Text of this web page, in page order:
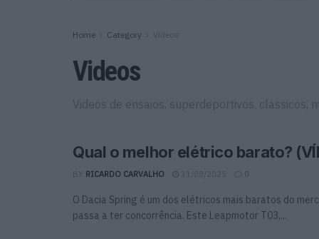
Home Category Videos
Videos
Videos de ensaios, superdeportivos, clássicos,
Qual o melhor elétrico barato?
BY RICARDO CARVALHO 31/08/2025 0
O Dacia Spring é um dos elétricos mais baratos do
passa a ter concorrência. Este Leapmotor T03,...